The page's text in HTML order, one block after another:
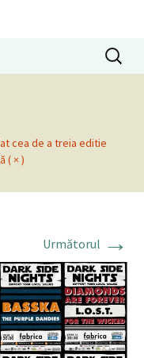
Caută
după:
cea de a treia editie
( × )
Următorul →